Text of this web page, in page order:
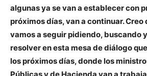
algunas ya se van a establecer con
próximos días, van a continuar. Creo
vamos a seguir pidiendo, buscando
resolver en esta mesa de diálogo
los próximos días, donde los